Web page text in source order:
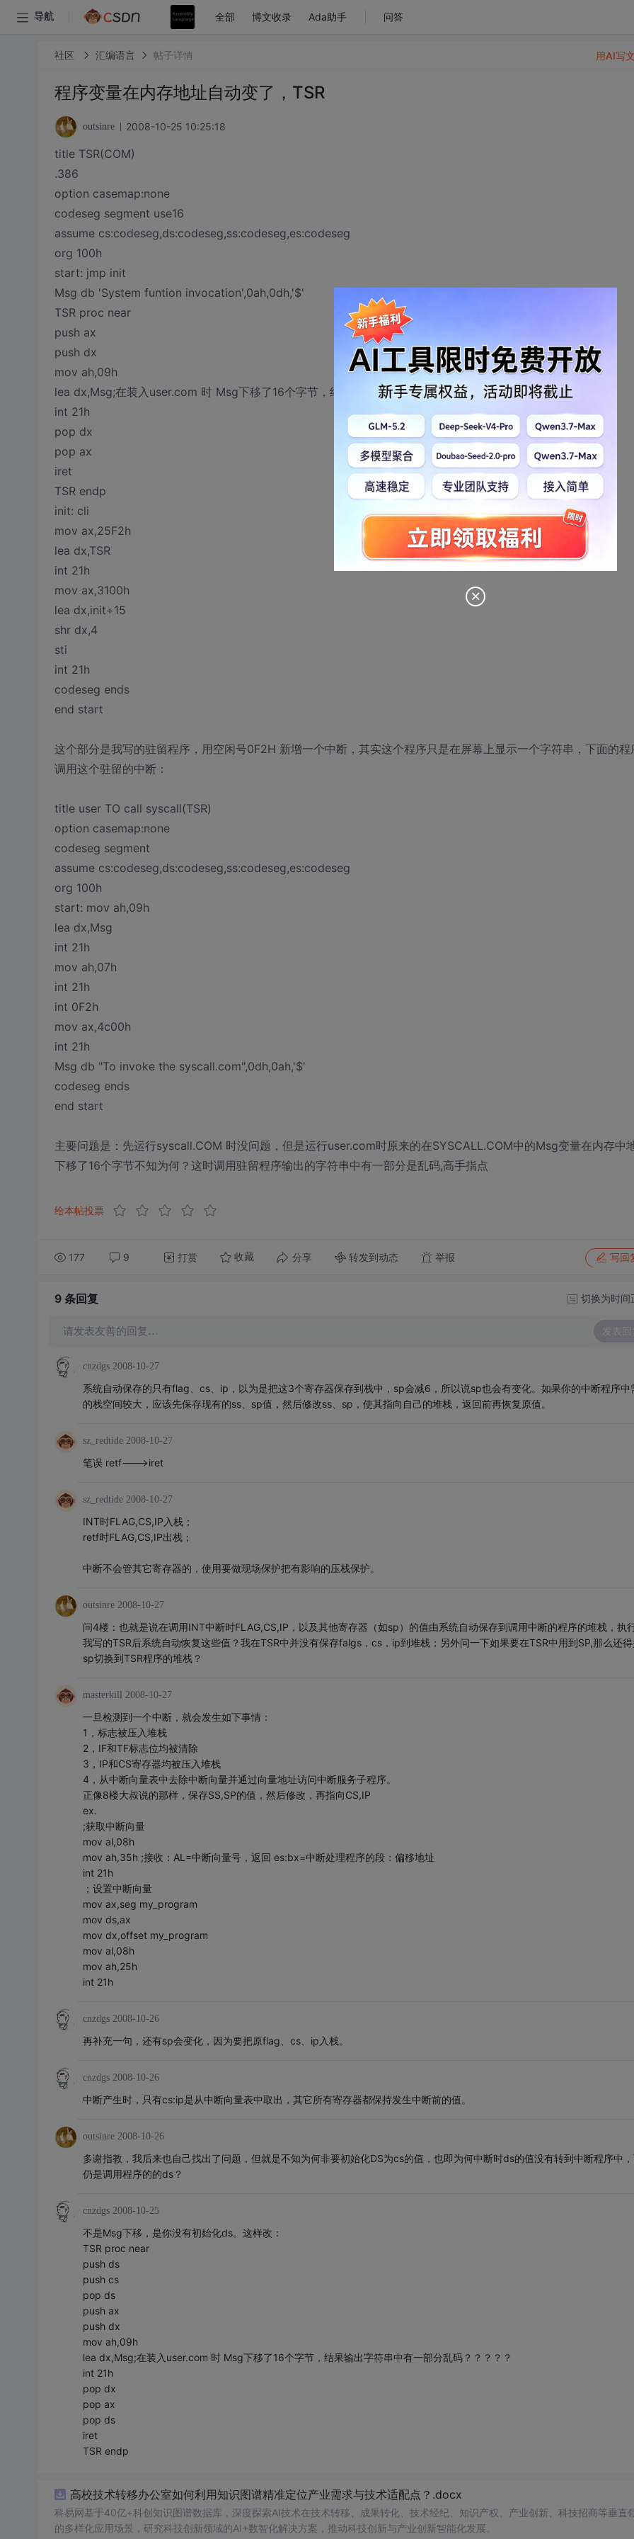
导航 全部 博文收录 Ada助手 问答
社区 汇编语言 帖子详情
程序变量在内存地址自动变了，TSR
outsinre 2008-10-25 10:25:18
title TSR(COM)
.386
option casemap:none
codeseg segment use16
assume cs:codeseg,ds:codeseg,ss:codeseg,es:codeseg
org 100h
start: jmp init
Msg db 'System funtion invocation',0ah,0dh,'$'
TSR proc near
push ax
push dx
mov ah,09h
lea dx,Msg;在装入user.com 时 Msg下移了16个字节，结果输出字符串中有一部分乱码？？？？？
int 21h
pop dx
pop ax
iret
TSR endp
init: cli
mov ax,25F2h
lea dx,TSR
int 21h
mov ax,3100h
lea dx,init+15
shr dx,4
sti
int 21h
codeseg ends
end start
这个部分是我写的驻留程序，用空闲号0F2H 新增一个中断，其实这个程序只是在屏幕上显示一个字符串，下面的程
调用这个驻留的中断：
title user TO call syscall(TSR)
option casemap:none
codeseg segment
assume cs:codeseg,ds:codeseg,ss:codeseg,es:codeseg
org 100h
start: mov ah,09h
lea dx,Msg
int 21h
mov ah,07h
int 21h
int 0F2h
mov ax,4c00h
int 21h
Msg db "To invoke the syscall.com",0dh,0ah,'$'
codeseg ends
end start
主要问题是：先运行syscall.COM 时没问题，但是运行user.com时原来的在SYSCALL.COM中的Msg变量在内存中
下移了16个字节不知为何？这时调用驻留程序输出的字符串中有一部分是乱码,高手指点
给本帖投票
177 9 打赏 收藏 分享 转发到动态 举报 写回
用AI写
9 条回复 切换为时间
请发表友善的回复… 发表回
cnzdgs 2008-10-27
系统自动保存的只有flag、cs、ip，以为是把这3个寄存器保存到栈中，sp会减6，所以说sp也会有变化。如果你的中断程序中
的栈空间较大，应该先保存现有的ss、sp值，然后修改ss、sp，使其指向自己的堆栈，返回前再恢复原值。
sz_redtide 2008-10-27
笔误 retf--->iret
sz_redtide 2008-10-27
INT时FLAG,CS,IP入栈；
retf时FLAG,CS,IP出栈；
中断不会管其它寄存器的，使用要做现场保护把有影响的压栈保护。
outsinre 2008-10-27
问4楼：也就是说在调用INT中断时FLAG,CS,IP，以及其他寄存器（如sp）的值由系统自动保存到调用中断的程序的堆栈，执
我写的TSR后系统自动恢复这些值？我在TSR中并没有保存falgs，cs，ip到堆栈；另外问一下如果要在TSR中用到SP,那么还
sp切换到TSR程序的堆栈？
masterkill 2008-10-27
一旦检测到一个中断，就会发生如下事情：
1，标志被压入堆栈
2，IF和TF标志位均被清除
3，IP和CS寄存器均被压入堆栈
4，从中断向量表中去除中断向量并通过向量地址访问中断服务子程序。
正像8楼大叔说的那样，保存SS,SP的值，然后修改，再指向CS,IP
ex.
;获取中断向量
mov al,08h
mov ah,35h ;接收：AL=中断向量号，返回 es:bx=中断处理程序的段：偏移地址
int 21h
；设置中断向量
mov ax,seg my_program
mov ds,ax
mov dx,offset my_program
mov al,08h
mov ah,25h
int 21h
cnzdgs 2008-10-26
再补充一句，还有sp会变化，因为要把原flag、cs、ip入栈。
cnzdgs 2008-10-26
中断产生时，只有cs:ip是从中断向量表中取出，其它所有寄存器都保持发生中断前的值。
outsinre 2008-10-26
多谢指教，我后来也自己找出了问题，但就是不知为何非要初始化DS为cs的值，也即为何中断时ds的值没有转到中断程序中
仍是调用程序的的ds？
cnzdgs 2008-10-25
不是Msg下移，是你没有初始化ds。这样改：
TSR proc near
push ds
push cs
pop ds
push ax
push dx
mov ah,09h
lea dx,Msg;在装入user.com 时 Msg下移了16个字节，结果输出字符串中有一部分乱码？？？？？
int 21h
pop dx
pop ax
pop ds
iret
TSR endp
高校技术转移办公室如何利用知识图谱精准定位产业需求与技术适配点？.docx
科易网基于40亿+科创知识图谱数据库，深度探索AI技术在技术转移、成果转化、技术经纪、知识产权、产业创新、科技招商等垂直
的多样化应用场景，研究科技创新领域的AI+数智化解决方案，推动科技创新与产业创新智能化发展。